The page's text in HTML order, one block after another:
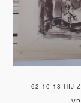
62-10-18 HIJ